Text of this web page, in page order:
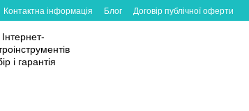
Контактна інформація Блог Договір публічної оферти